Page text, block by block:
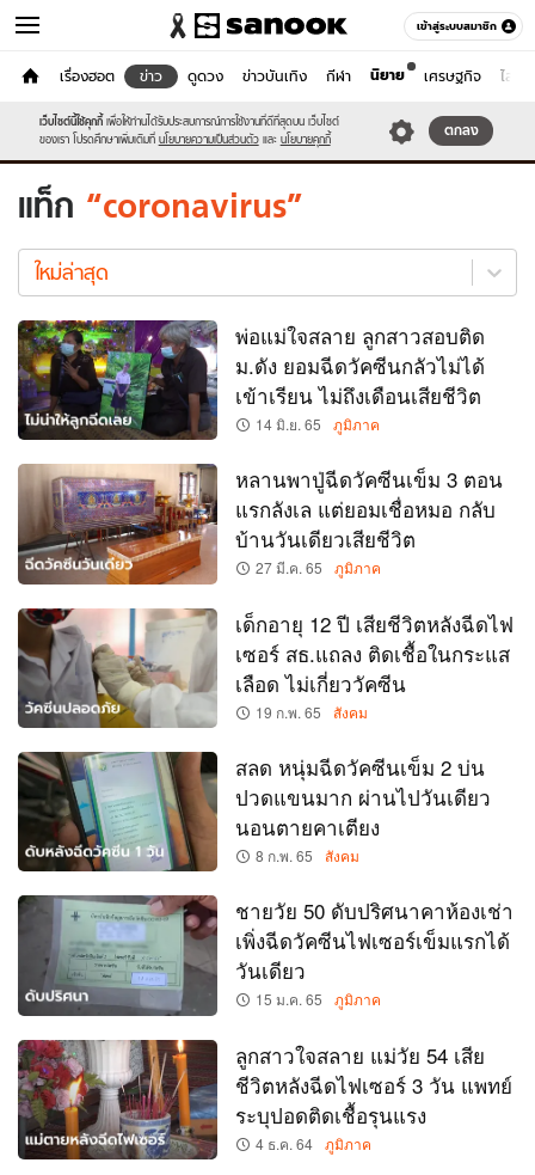
เข้าสู่ระบบสมาชิก
หน้าแรก
เรื่องฮอต ข่าว ดูดวง ข่าวบันเทิง กีฬา เศรษฐกิจ ไลฟ์
นิยาย
ข่าว หมวดอื่นๆ
เว็บไซต์นี้ใช้คุกกี้ เพื่อให้ท่านได้รับประสบการณ์การใช้งานที่ดีที่สุดบน เว็บไซต์
ของเรา โปรดศึกษาเพิ่มเติมที่ นโยบายความเป็นส่วนตัว และ นโยบายคุกกี้
ตกลง
แท็ก coronavirus
coronavirus
ใหม่
ล่าสุด
ใหม่ล่าสุด
พ่อแม่ใจสลาย ลูกสาวสอบติด
ม.ดัง ยอมฉีดวัคซีนกลัวไม่ได้
เข้าเรียน ไม่ถึงเดือนเสียชีวิต
14 มิ.ย. 65 ภูมิภาค
หลานพาปู่ฉีดวัคซีนเข็ม 3 ตอน
แรกลังเล แต่ยอมเชื่อหมอ กลับ
บ้านวันเดียวเสียชีวิต
27 มี.ค. 65 ภูมิภาค
เด็กอายุ 12 ปี เสียชีวิตหลังฉีดไฟ
เซอร์ สธ.แถลง ติดเชื้อในกระแส
เลือด ไม่เกี่ยววัคซีน
19 ก.พ. 65 สังคม
สลด หนุ่มฉีดวัคซีนเข็ม 2 บ่น
ปวดแขนมาก ผ่านไปวันเดียว
นอนตายคาเตียง
8 ก.พ. 65 สังคม
ชายวัย 50 ดับปริศนาคาห้องเช่า
เพิ่งฉีดวัคซีนไฟเซอร์เข็มแรกได้
วันเดียว
15 ม.ค. 65 ภูมิภาค
ลูกสาวใจสลาย แม่วัย 54 เสีย
ชีวิตหลังฉีดไฟเซอร์ 3 วัน แพทย์
ระบุปอดติดเชื้อรุนแรง
4 ธ.ค. 64 ภูมิภาค